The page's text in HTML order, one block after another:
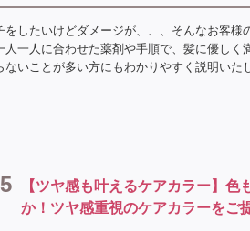
をしたいけどダメージが、、、そんなお客様
人一人に合わせた薬剤や手順で、髪に優しく
ないことが多い方にもわかりやすく説明いた
5
【ツヤ感も叶えるケアカラー】色
か！ツヤ感重視のケアカラーをご